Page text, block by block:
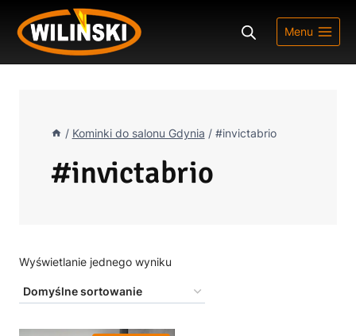
Przejdź
treści
Menu
/ Kominki do salonu Gdynia / #invictabrio
#invictabrio
Wyświetlanie jednego wyniku